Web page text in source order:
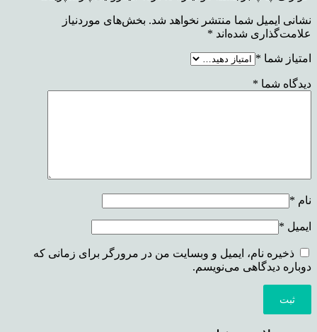
نشانی ایمیل شما منتشر نخواهد شد. بخش‌های موردنیاز
علامت‌گذاری شده‌اند *
امتیاز شما *
دیدگاه شما *
نام *
ایمیل *
ذخیره نام، ایمیل و وبسایت من در مرورگر برای زمانی که
دوباره دیدگاهی می‌نویسم.